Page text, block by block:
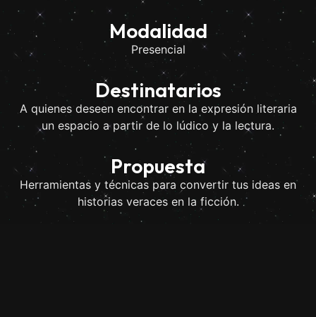
Modalidad
Presencial
Destinatarios
A quienes deseen encontrar en la expresión literaria
un espacio a partir de lo lúdico y la lectura.
Propuesta
Herramientas y técnicas para convertir tus ideas en
historias veraces en la ficción.